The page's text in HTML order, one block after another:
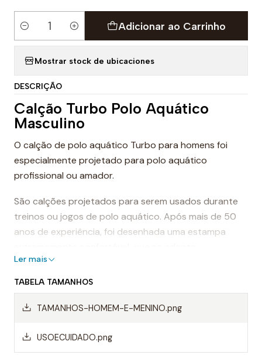
Quantidade
Adicionar ao Carrinho
Mostrar stock de ubicaciones
DESCRIÇÃO
Calção Turbo Polo Aquático
Masculino
O calção de polo aquático Turbo para homens foi
especialmente projetado para polo aquático
profissional ou amador.
São calções projetados para serem usados durante
treinos ou jogos de polo aquático. Após mais de 50
anos de experiência, foi desenhada uma estampa
perfeitamente ao corpo, proporcionando conforto e
sensação de leveza.
Dessa forma, os calções de polo aquático facilitam a
permitindo um movimento mais rápido ao nadar.
Ler mais
TABELA TAMANHOS
TAMANHOS-HOMEM-E-MENINO.png
USOECUIDADO.png